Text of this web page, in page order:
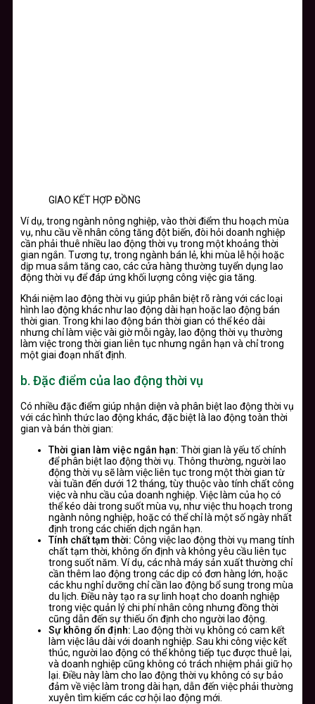
GIAO KẾT HỢP ĐỒNG
Ví dụ, trong ngành nông nghiệp, vào thời điểm thu hoạch mùa
vụ, nhu cầu về nhân công tăng đột biến, đòi hỏi doanh nghiệp
cần phải thuê nhiều lao động thời vụ trong một khoảng thời
gian ngắn. Tương tự, trong ngành bán lẻ, khi mùa lễ hội hoặc
dịp mua sắm tăng cao, các cửa hàng thường tuyển dụng lao
động thời vụ để đáp ứng khối lượng công việc gia tăng.
Khái niệm lao động thời vụ giúp phân biệt rõ ràng với các loại
hình lao động khác như lao động dài hạn hoặc lao động bán
thời gian. Trong khi lao động bán thời gian có thể kéo dài
nhưng chỉ làm việc vài giờ mỗi ngày, lao động thời vụ thường
làm việc trong thời gian liên tục nhưng ngắn hạn và chỉ trong
một giai đoạn nhất định.
b. Đặc điểm của lao động thời vụ
Có nhiều đặc điểm giúp nhận diện và phân biệt lao động thời vụ
với các hình thức lao động khác, đặc biệt là lao động toàn thời
gian và bán thời gian:
Thời gian làm việc ngắn hạn: Thời gian là yếu tố chính
để phân biệt lao động thời vụ. Thông thường, người lao
động thời vụ sẽ làm việc liên tục trong một thời gian từ
vài tuần đến dưới 12 tháng, tùy thuộc vào tính chất công
việc và nhu cầu của doanh nghiệp. Việc làm của họ có
thể kéo dài trong suốt mùa vụ, như việc thu hoạch trong
ngành nông nghiệp, hoặc có thể chỉ là một số ngày nhất
định trong các chiến dịch ngắn hạn.
Tính chất tạm thời: Công việc lao động thời vụ mang tính
chất tạm thời, không ổn định và không yêu cầu liên tục
trong suốt năm. Ví dụ, các nhà máy sản xuất thường chỉ
cần thêm lao động trong các dịp có đơn hàng lớn, hoặc
các khu nghỉ dưỡng chỉ cần lao động bổ sung trong mùa
du lịch. Điều này tạo ra sự linh hoạt cho doanh nghiệp
trong việc quản lý chi phí nhân công nhưng đồng thời
cũng dẫn đến sự thiếu ổn định cho người lao động.
Sự không ổn định: Lao động thời vụ không có cam kết
làm việc lâu dài với doanh nghiệp. Sau khi công việc kết
thúc, người lao động có thể không tiếp tục được thuê lại,
và doanh nghiệp cũng không có trách nhiệm phải giữ họ
lại. Điều này làm cho lao động thời vụ không có sự bảo
đảm về việc làm trong dài hạn, dẫn đến việc phải thường
xuyên tìm kiếm các cơ hội lao động mới.